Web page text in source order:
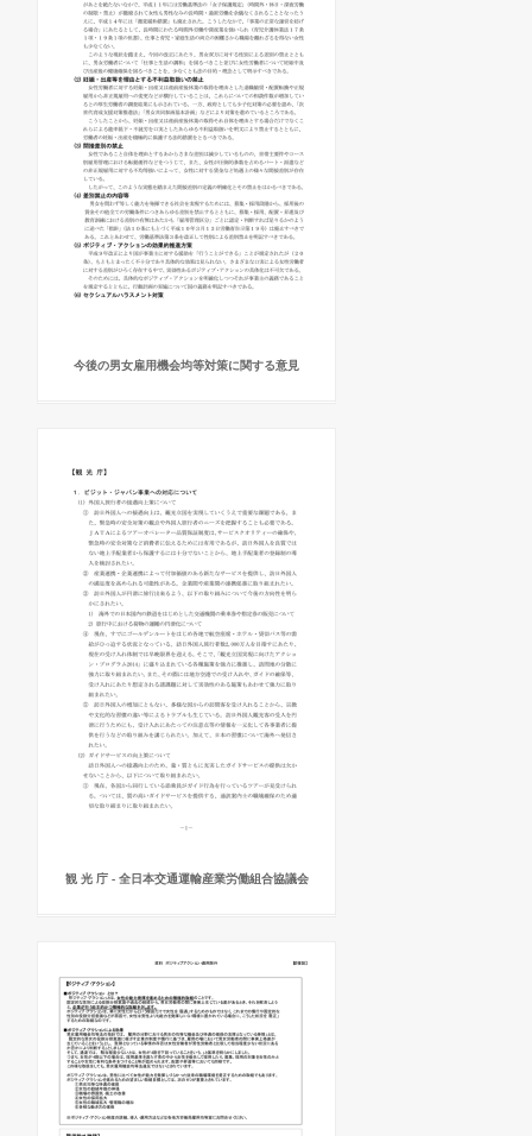
今後の男女雇用機会均等対策に関する意見
観 光 庁 - 全日本交通運輸産業労働組合協議会